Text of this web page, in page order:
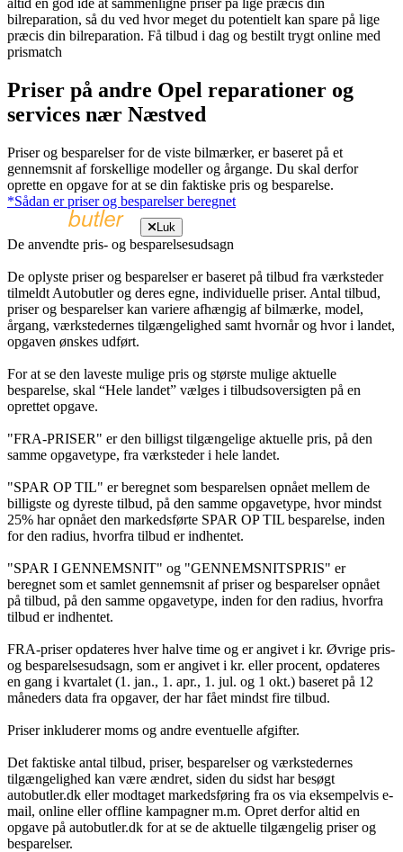
altid en god ide at sammenligne priser på lige præcis din
bilreparation, så du ved hvor meget du potentielt kan spare på lige
præcis din bilreparation. Få tilbud i dag og bestilt trygt online med
prismatch
Priser på andre Opel reparationer og
services nær Næstved
Priser og besparelser for de viste bilmærker, er baseret på et
gennemsnit af forskellige modeller og årgange. Du skal derfor
oprette en opgave for at se din faktiske pris og besparelse.
*Sådan er priser og besparelser beregnet
Luk
De anvendte pris- og besparelsesudsagn
De oplyste priser og besparelser er baseret på tilbud fra værksteder
tilmeldt Autobutler og deres egne, individuelle priser. Antal tilbud,
priser og besparelser kan variere afhængig af bilmærke, model,
årgang, værkstedernes tilgængelighed samt hvornår og hvor i landet,
opgaven ønskes udført.
For at se den laveste mulige pris og største mulige aktuelle
besparelse, skal “Hele landet” vælges i tilbudsoversigten på en
oprettet opgave.
"FRA-PRISER" er den billigst tilgængelige aktuelle pris, på den
samme opgavetype, fra værksteder i hele landet.
"SPAR OP TIL" er beregnet som besparelsen opnået mellem de
billigste og dyreste tilbud, på den samme opgavetype, hvor mindst
25% har opnået den markedsførte SPAR OP TIL besparelse, inden
for den radius, hvorfra tilbud er indhentet.
"SPAR I GENNEMSNIT" og "GENNEMSNITSPRIS" er
beregnet som et samlet gennemsnit af priser og besparelser opnået
på tilbud, på den samme opgavetype, inden for den radius, hvorfra
tilbud er indhentet.
FRA-priser opdateres hver halve time og er angivet i kr. Øvrige pris-
og besparelsesudsagn, som er angivet i kr. eller procent, opdateres
en gang i kvartalet (1. jan., 1. apr., 1. jul. og 1 okt.) baseret på 12
måneders data fra opgaver, der har fået mindst fire tilbud.
Priser inkluderer moms og andre eventuelle afgifter.
Det faktiske antal tilbud, priser, besparelser og værkstedernes
tilgængelighed kan være ændret, siden du sidst har besøgt
autobutler.dk eller modtaget markedsføring fra os via eksempelvis e-
mail, online eller offline kampagner m.m. Opret derfor altid en
opgave på autobutler.dk for at se de aktuelle tilgængelig priser og
besparelser.